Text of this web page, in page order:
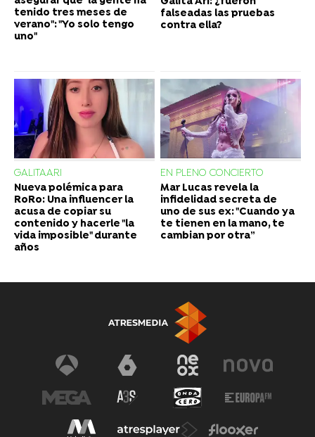
tenido tres meses de
verano": "Yo solo tengo
uno"
falseadas las pruebas
contra ella?
GALITAARI
Nueva polémica para
RoRo: Una influencer la
acusa de copiar su
contenido y hacerle "la
vida imposible" durante
años
EN PLENO CONCIERTO
Mar Lucas revela la
infidelidad secreta de
uno de sus ex: "Cuando ya
te tienen en la mano, te
cambian por otra”